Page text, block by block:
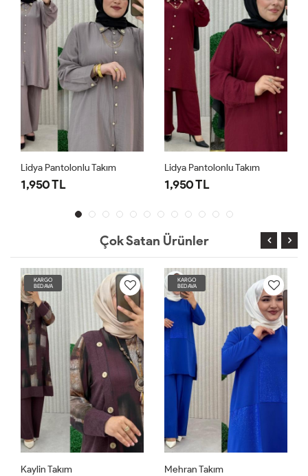
Lidya Pantolonlu Takım
1,950 TL
Lidya Pantolonlu Takım
1,950 TL
Çok Satan Ürünler
KARGO
BEDAVA
Kaylin Takım
KARGO
BEDAVA
Mehran Takım